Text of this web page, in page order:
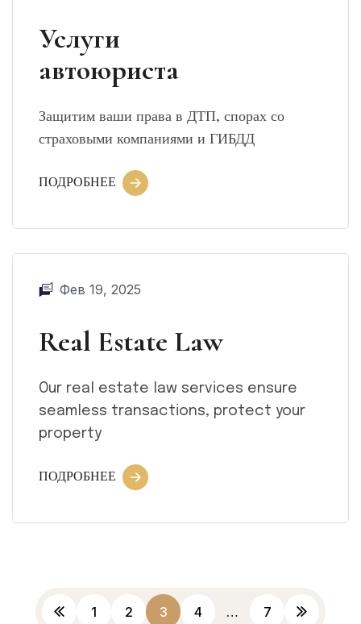
Услуги
автоюриста
Защитим ваши права в ДТП, спорах со
страховыми компаниями и ГИБДД
ПОДРОБНЕЕ
Фев 19, 2025
Real Estate Law
Our real estate law services ensure
seamless transactions, protect your
property
ПОДРОБНЕЕ
1 2 3 4 … 7